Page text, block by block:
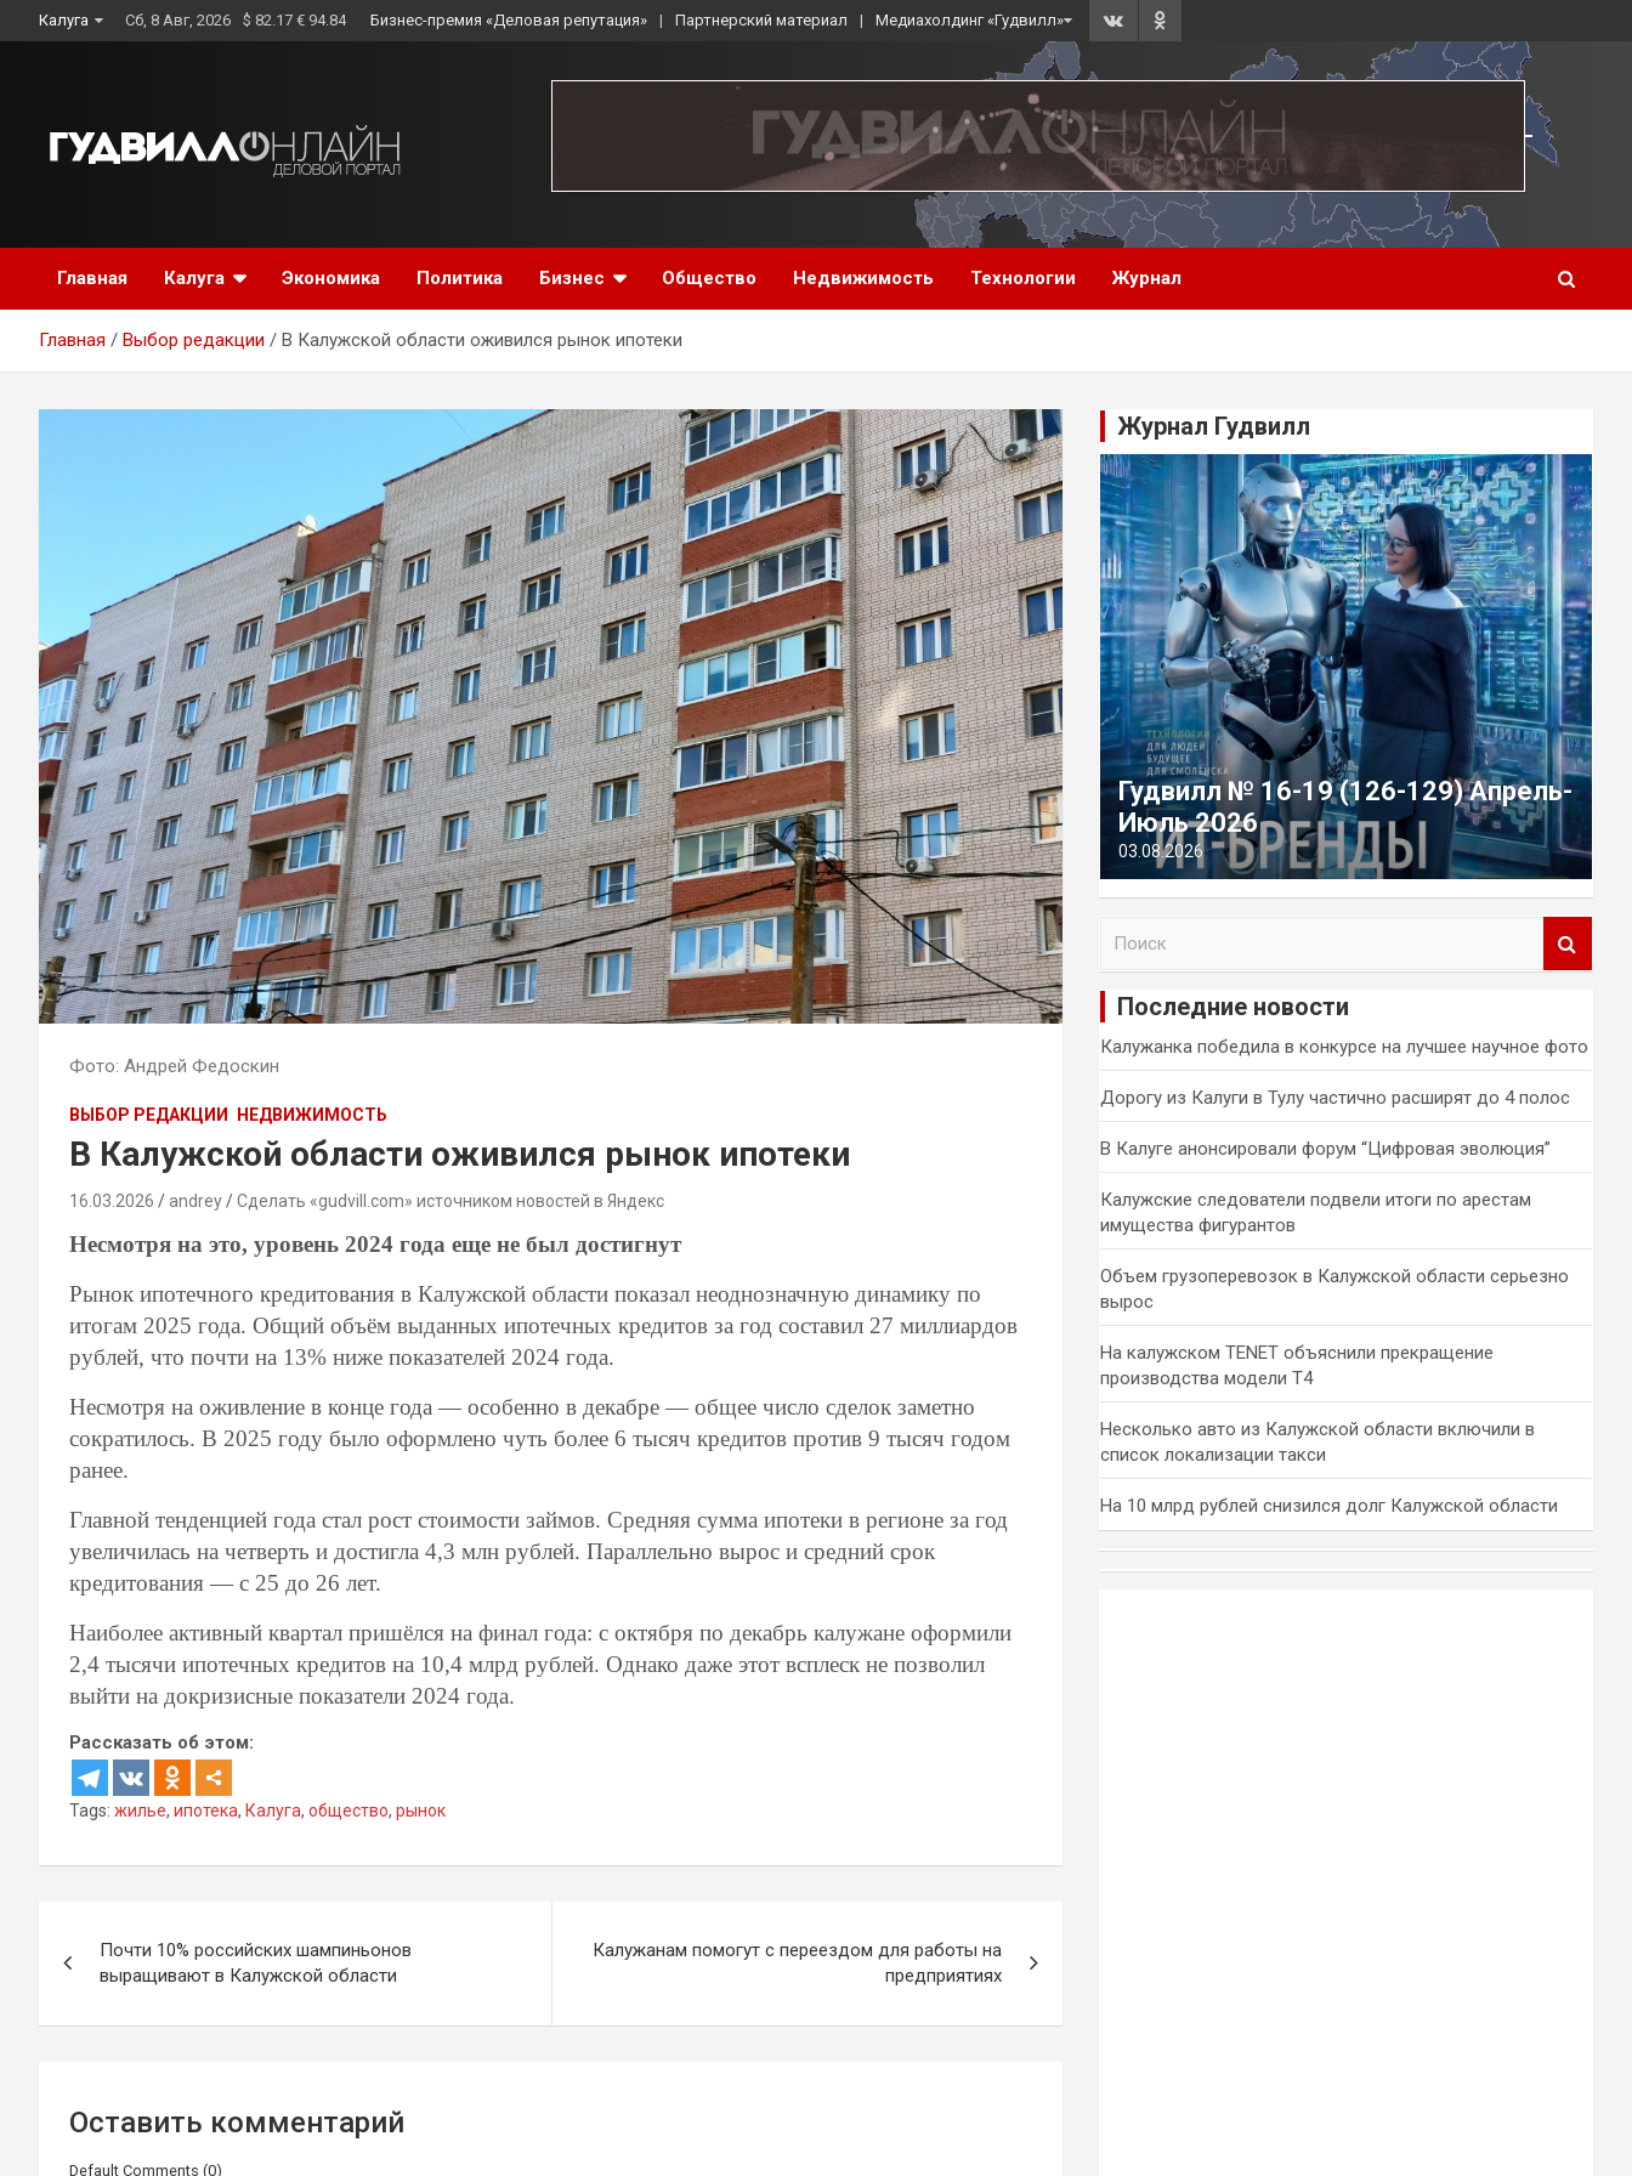
to
Калуга Сб, 8 Авг, 2026 $ 82.17 € 94.84 Бизнес-премия «Деловая репутация» Партнерский материал Медиахолдинг «Гудвилл»
Главная Калуга Экономика Политика Бизнес Общество Недвижимость Технологии Журнал
Главная Выбор редакции В Калужской области оживился рынок ипотеки
Фото: Андрей Федоскин
ВЫБОР РЕДАКЦИИ НЕДВИЖИМОСТЬ
В Калужской области оживился рынок ипотеки
16.03.2026 andrey Сделать «gudvill.com» источником новостей в Яндекс
Несмотря на это, уровень 2024 года еще не был достигнут
Рынок ипотечного кредитования в Калужской области показал неоднозначную динамику по
итогам 2025 года. Общий объём выданных ипотечных кредитов за год составил 27 миллиардов
рублей, что почти на 13% ниже показателей 2024 года.
Несмотря на оживление в конце года — особенно в декабре — общее число сделок заметно
сократилось. В 2025 году было оформлено чуть более 6 тысяч кредитов против 9 тысяч годом
ранее.
Главной тенденцией года стал рост стоимости займов. Средняя сумма ипотеки в регионе за год
увеличилась на четверть и достигла 4,3 млн рублей. Параллельно вырос и средний срок
кредитования — с 25 до 26 лет.
Наиболее активный квартал пришёлся на финал года: с октября по декабрь калужане оформили
2,4 тысячи ипотечных кредитов на 10,4 млрд рублей. Однако даже этот всплеск не позволил
выйти на докризисные показатели 2024 года.
Рассказать об этом:
Tags: жилье, ипотека, Калуга, общество, рынок
по
записям
Почти 10% российских шампиньонов
выращивают в Калужской области
Калужанам помогут с переездом для работы на
предприятиях
Оставить комментарий
Default Comments (0)
Журнал Гудвилл
Гудвилл № 16-19 (126-129) Апрель-
Июль 2026
03.08.2026
и
Последние новости
Калужанка победила в конкурсе на лучшее научное фото
Дорогу из Калуги в Тулу частично расширят до 4 полос
В Калуге анонсировали форум “Цифровая эволюция”
Калужские следователи подвели итоги по арестам
имущества фигурантов
Объем грузоперевозок в Калужской области серьезно
вырос
На калужском TENET объяснили прекращение
производства модели T4
Несколько авто из Калужской области включили в
список локализации такси
На 10 млрд рублей снизился долг Калужской области